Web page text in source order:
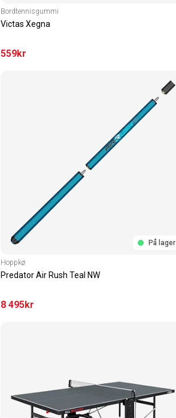
Bordtennisgummi
Victas Xegna
559kr
På lager
Hoppkø
Predator Air Rush Teal NW
8 495kr